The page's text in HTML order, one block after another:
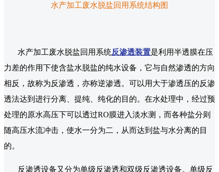
水产加工废水脱盐回用系统结构图
水产加工废水脱盐回用系统反渗透装置是利用半透膜在压
力差的作用下使含盐水脱盐的纯水设备，它与自然渗透的方向
相反，故称为反渗透，亦称逆渗透。可以用大于渗透压的反渗
透法达到进行分离、提纯、纯化的目的。在水处理中，经过预
处理的原水高压下可以透过RO膜进入淡水测，而各种盐分则
随高压水流冲击，使水一分为二，从而达到盐与水分离的目
的。
反渗透设备又分为单级反渗透和双级反渗透设备。单级反